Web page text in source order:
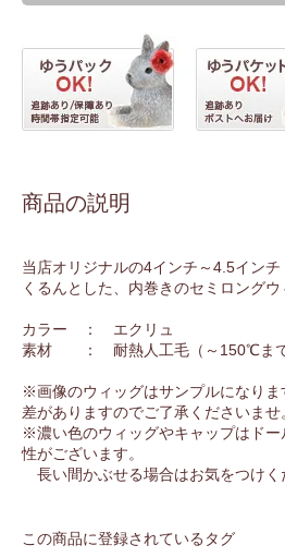
商品の説明
当店オリジナルの4インチ～4.5インチ
くるんとした、内巻きのセミロングウ
カラー ： エクリュ
素材 ： 耐熱人工毛（～150℃まで
※画像のウィッグはサンプルになり
差がありますのでご了承くださいませ
※濃い色のウィッグやキャップはド
性がございます。
長い間かぶせる場合はお気をつけく
この商品に登録されているタグ